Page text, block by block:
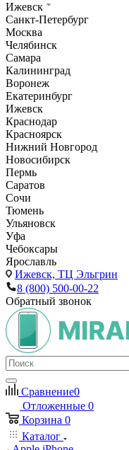
Ижевск
Санкт-Петербург
Москва
Челябинск
Самара
Калининград
Воронеж
Екатеринбург
Ижевск
Краснодар
Красноярск
Нижний Новгород
Новосибирск
Пермь
Саратов
Сочи
Тюмень
Ульяновск
Уфа
Чебоксары
Ярославль
Ижевск, ТЦ Эльгрин
8 (800) 500-00-22
Обратный звонок
Сравнение0
Отложенные 0
Корзина 0
Каталог